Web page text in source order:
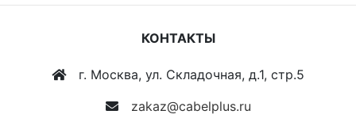
КОНТАКТЫ
г. Москва, ул. Складочная, д.1, стр.5
zakaz@cabelplus.ru